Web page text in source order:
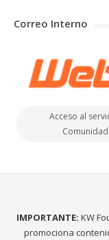
Correo Interno
Acceso al
IMPORTANTE: KW
promociona